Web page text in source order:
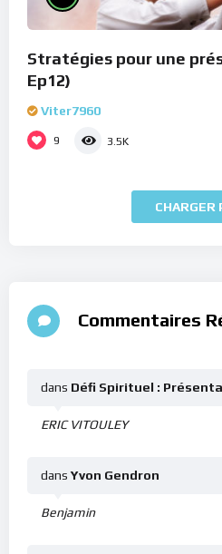
Stratégies pour une
Ep12)
Viter7960
9 3.5K
CHARGER
Commentaires
ERIC VITOULEY
dans Défi Spirituel :
Benjamin
dans Yvon Gendron